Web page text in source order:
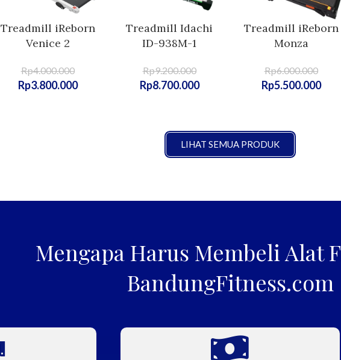
Treadmill iReborn
Venice 2
Rp4.000.000
Rp3.800.000
Treadmill Idachi
ID-938M-1
Rp9.200.000
Rp8.700.000
Treadmill iReborn
Monza
Rp6.000.000
Rp5.500.000
LIHAT SEMUA PRODUK
Mengapa Harus Membeli Alat
BandungFitness.com